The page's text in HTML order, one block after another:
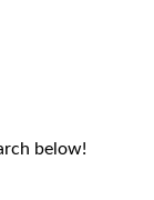
below!